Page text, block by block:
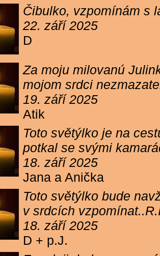
Čibulko, vzpomínám s
22. září 2025
D
Za moju milovanú
mojom srdci
19. září 2025
Atik
Toto světýlko je na
potkal se svými
18. září 2025
Jana a Anička
Toto světýlko bude
v srdcích
18. září 2025
D + p.J.